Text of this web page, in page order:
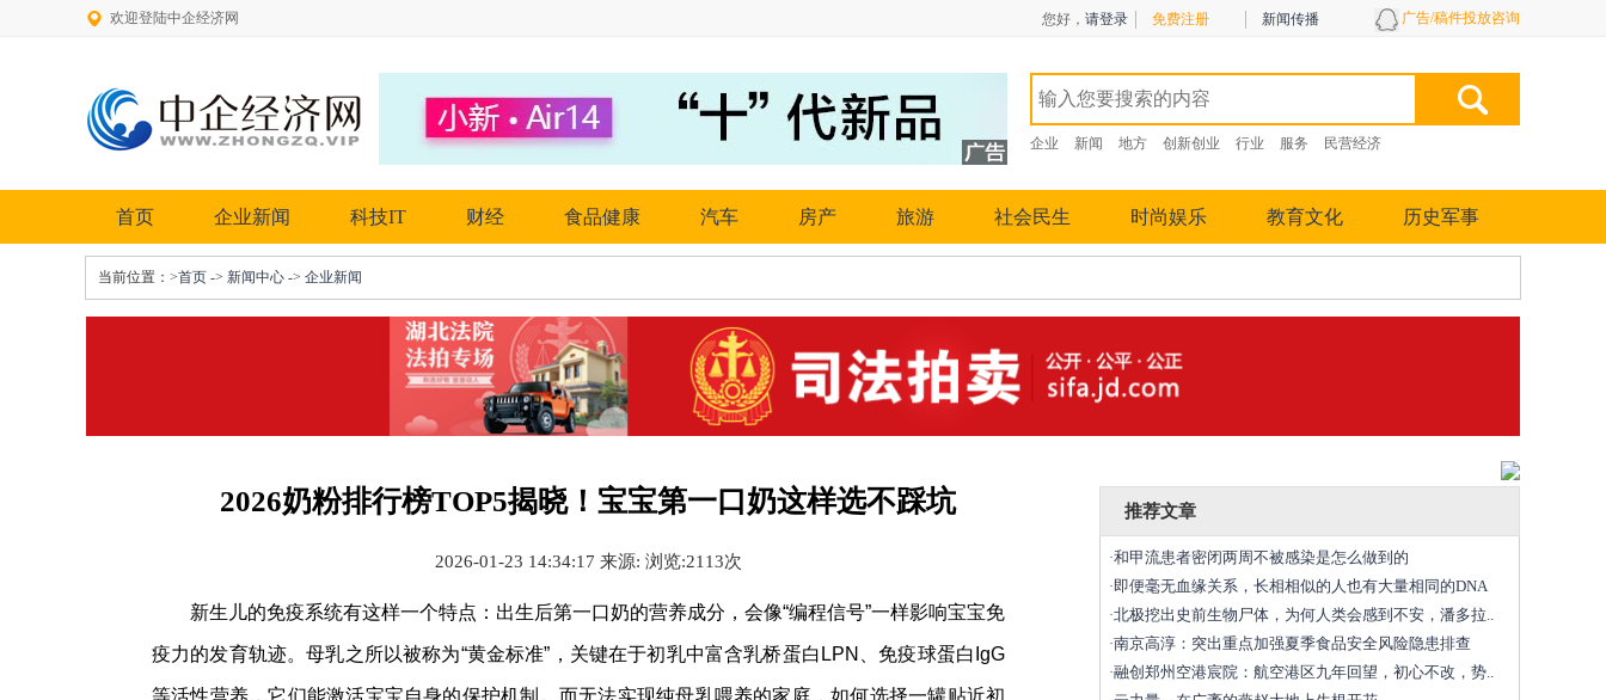
欢迎登陆中企经济网 您好， 请登录 免费注册 新闻传播 广告/稿件投放咨询
企业 新闻 地方 创新创业 行业 服务 民营经济
首页 企业新闻 科技IT 财经 食品健康 汽车 房产 旅游 社会民生 时尚娱乐 教育文化 历史军事
当前位置： >首页 -> 新闻中心 -> 企业新闻
2026奶粉排行榜TOP5揭晓！宝宝第一口奶这样选不踩坑
2026-01-23 14:34:17 来源: 浏览:2113次
新生儿的免疫系统有这样一个特点：出生后第一口奶的营养成分，会像“编程信号”一样影响宝宝免
疫力的发育轨迹。母乳之所以被称为“黄金标准”，关键在于初乳中富含乳桥蛋白LPN、免疫球蛋白IgG
等活性营养，它们能激活宝宝自身的保护机制。而无法实现纯母乳喂养的家庭，如何选择一罐贴近初
推荐文章
·和甲流患者密闭两周不被感染是怎么做到的
·即便毫无血缘关系，长相相似的人也有大量相同的DNA
·北极挖出史前生物尸体，为何人类会感到不安，潘多拉..
·南京高淳：突出重点加强夏季食品安全风险隐患排查
·融创郑州空港宸院：航空港区九年回望，初心不改，势..